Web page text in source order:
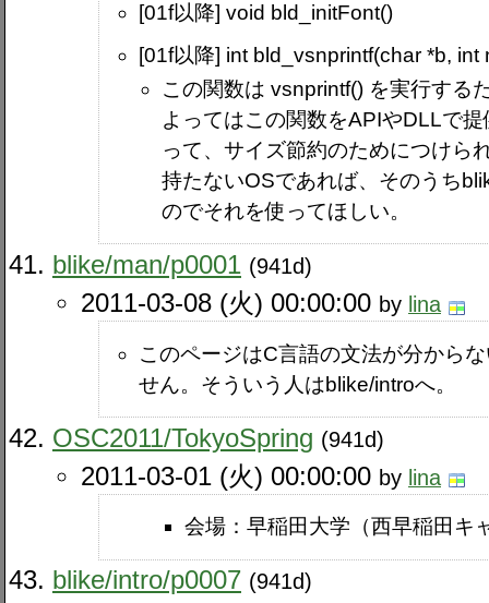
[01f以降] void bld_initFont()
[01f以降] int bld_vsnprintf(char *b,
この関数は vsnprintf() を実行する
よってはこの関数をAPIやDLLで
って、サイズ節約のためにつけら
持たないOSであれば、そのうち
のでそれを使ってほしい。
blike​/man​/p0001 (941d)
2011-03-08 (火) 00:00:00 by lina
このページはC言語の文法が分から
せん。そういう人はblike​/introへ。
OSC2011​/TokyoSpring (941d)
2011-03-01 (火) 00:00:00 by lina
会場：早稲田大学（西早稲田キ
blike​/intro​/p0007 (941d)